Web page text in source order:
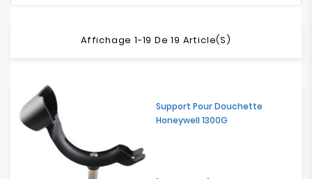
Electroménager
Bureautique
Affichage 1-19 De 19 Article(s)
Support Pour Douchette
Honeywell 1300G